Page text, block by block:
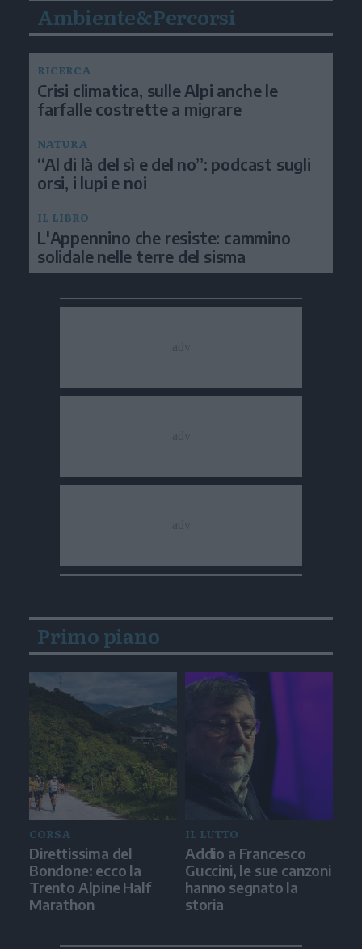
Ambiente&Percorsi
RICERCA
Crisi climatica, sulle Alpi anche le
farfalle costrette a migrare
NATURA
“Al di là del sì e del no”: podcast sugli
orsi, i lupi e noi
IL LIBRO
L'Appennino che resiste: cammino
solidale nelle terre del sisma
Primo piano
CORSA
Direttissima del
Bondone: ecco la
Trento Alpine Half
Marathon
IL LUTTO
Addio a Francesco
Guccini, le sue canzoni
hanno segnato la
storia